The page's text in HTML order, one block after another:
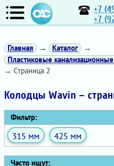
+7
+7
Главная → Каталог
→
Пластиковые
→ Страница 2
Колодцы Wavin –
Фильтр:
315 мм 425 мм
Часто ищут: